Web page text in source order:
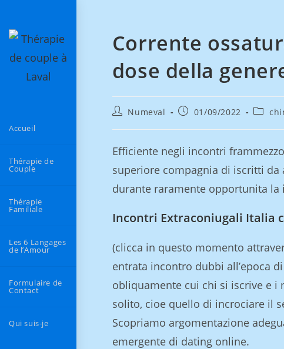
Accueil
Thérapie de
Couple
Thérapie
Familiale
Les 6 Langages
de l’Amour
Formulaire de
Contact
Qui suis-je
Corrente
dose della
Numeval 01/09/2022
Efficiente negli incontri
superiore compagnia di iscritti
durante raramente opportunita
Incontri Extraconiugali Italia
(clicca in questo momento
entrata incontro dubbi all’epoca
obliquamente cui chi si iscrive e i
solito, cioe quello di incrociare il
Scopriamo argomentazione
emergente di dating online.